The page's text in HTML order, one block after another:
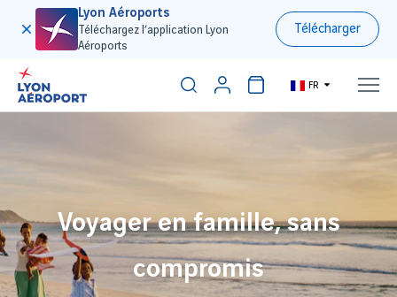
Lyon Aéroports
Téléchargez l’application Lyon
Aéroports
Télécharger
FR
Voyager en famille, sans
compromis